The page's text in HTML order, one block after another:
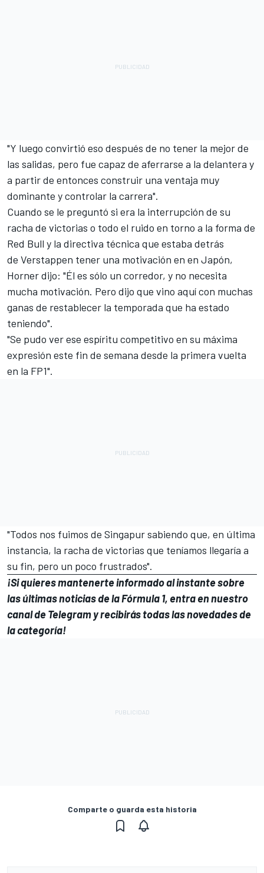
"Y luego convirtió eso después de no tener la mejor de
las salidas, pero fue capaz de aferrarse a la delantera y
a partir de entonces construir una ventaja muy
dominante y controlar la carrera".
Cuando se le preguntó si era la interrupción de su
racha de victorias o todo el ruido en torno a la forma de
Red Bull y la directiva técnica que estaba detrás
de Verstappen tener una motivación en en Japón,
Horner dijo: "Él es sólo un corredor, y no necesita
mucha motivación. Pero dijo que vino aquí con muchas
ganas de restablecer la temporada que ha estado
teniendo".
"Se pudo ver ese espíritu competitivo en su máxima
expresión este fin de semana desde la primera vuelta
en la FP1".
"Todos nos fuimos de Singapur sabiendo que, en última
instancia, la racha de victorias que teníamos llegaría a
su fin, pero un poco frustrados".
¡Si quieres mantenerte informado al instante sobre
las últimas noticias de la Fórmula 1, entra ennuestro
canal de Telegramy recibirás todas las novedades de
la categoría!
Comparte o guarda esta historia